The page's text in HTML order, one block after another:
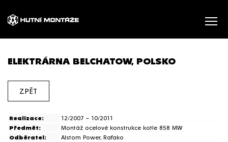
ELEKTRÁRNA BELCHATOW, POLSKO
ZPĚT
Realizace:
12/2007 – 10/2011
Předmět:
Montáž ocelové konstrukce kotle 858 MW
Odběratel:
Alstom Power, Rafako